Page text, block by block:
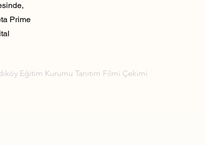
Prime
Eğitim Kurumu Tanıtım Filmi Çekimi